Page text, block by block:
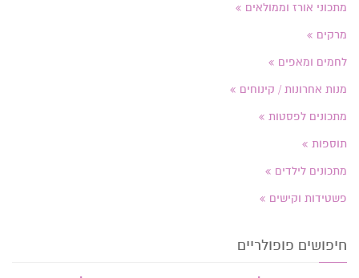
מתכוני אורז וממולאים
מרקים
לחמים ומאפים
מנות אחרונות / קינוחים
מתכונים לפסטות
תוספות
מתכונים לילדים
פשטידות וקישים
חיפושים פופולריים